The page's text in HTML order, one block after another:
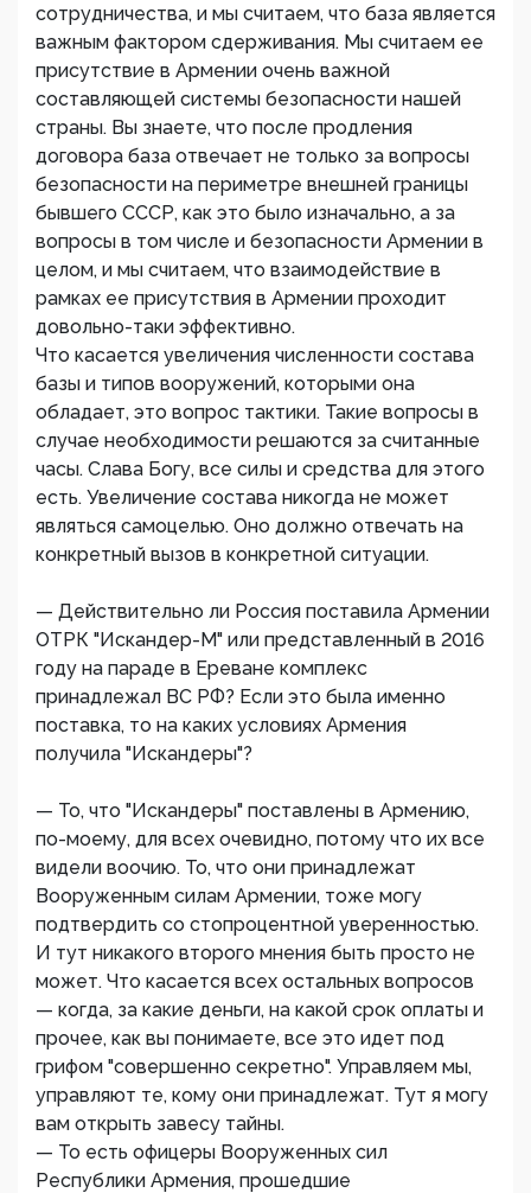
сотрудничества, и мы считаем, что база является
важным фактором сдерживания. Мы считаем ее
присутствие в Армении очень важной
составляющей системы безопасности нашей
страны. Вы знаете, что после продления
договора база отвечает не только за вопросы
безопасности на периметре внешней границы
бывшего СССР, как это было изначально, а за
вопросы в том числе и безопасности Армении в
целом, и мы считаем, что взаимодействие в
рамках ее присутствия в Армении проходит
довольно-таки эффективно.
Что касается увеличения численности состава
базы и типов вооружений, которыми она
обладает, это вопрос тактики. Такие вопросы в
случае необходимости решаются за считанные
часы. Слава Богу, все силы и средства для этого
есть. Увеличение состава никогда не может
являться самоцелью. Оно должно отвечать на
конкретный вызов в конкретной ситуации.
— Действительно ли Россия поставила Армении
ОТРК "Искандер-М" или представленный в 2016
году на параде в Ереване комплекс
принадлежал ВС РФ? Если это была именно
поставка, то на каких условиях Армения
получила "Искандеры"?
— То, что "Искандеры" поставлены в Армению,
по-моему, для всех очевидно, потому что их все
видели воочию. То, что они принадлежат
Вооруженным силам Армении, тоже могу
подтвердить со стопроцентной уверенностью.
И тут никакого второго мнения быть просто не
может. Что касается всех остальных вопросов
— когда, за какие деньги, на какой срок оплаты и
прочее, как вы понимаете, все это идет под
грифом "совершенно секретно". Управляем мы,
управляют те, кому они принадлежат. Тут я могу
вам открыть завесу тайны.
— То есть офицеры Вооруженных сил
Республики Армения, прошедшие